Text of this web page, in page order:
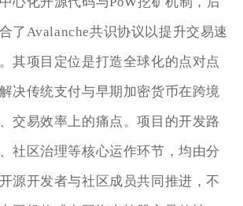
了Avalanche共识协议以提升交易速
其项目定位是打造全球化的点对点
决传统支付与早期加密货币在跨境
交易效率上的痛点。项目的开发路
社区治理等核心运作环节，均由分
源开发者与社区成员共同推进，不